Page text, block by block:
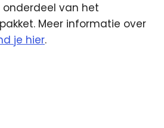
van het
Meer informatie over
je hier.